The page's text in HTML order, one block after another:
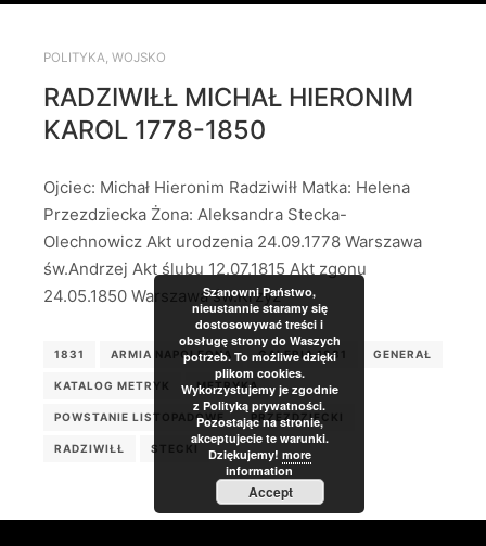
POLITYKA, WOJSKO
RADZIWIŁŁ MICHAŁ HIERONIM
KAROL 1778-1850
Ojciec: Michał Hieronim Radziwiłł Matka: Helena
Przezdziecka Żona: Aleksandra Stecka-
Olechnowicz Akt urodzenia 24.09.1778 Warszawa
św.Andrzej Akt ślubu 12.07.1815 Akt zgonu
24.05.1850 Warszawa św.Krzyż
1831 ARMIA NAPOLEONA GALERIA 1831 GENERAŁ
KATALOG METRYK METRYKA
POWSTANIE LISTOPADOWE PRZEZDZIECKI
RADZIWIŁŁ STECKI
Szanowni Państwo,
nieustannie staramy się
dostosowywać treści i
obsługę strony do Waszych
potrzeb. To możliwe dzięki
plikom cookies.
Wykorzystujemy je zgodnie
z Polityką prywatności.
Pozostając na stronie,
akceptujecie te warunki.
Dziękujemy! more
information
Accept